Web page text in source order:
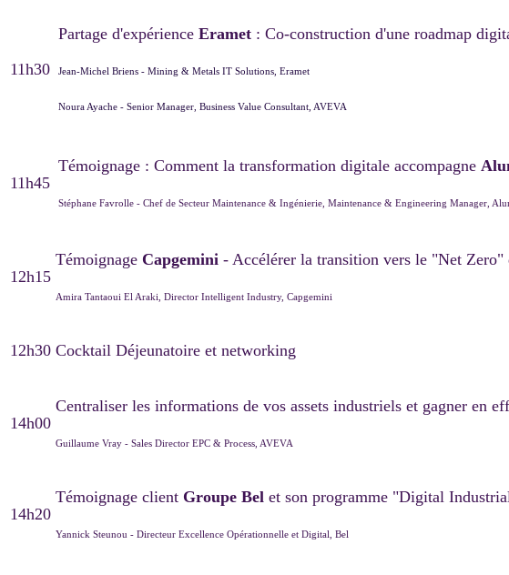
11h30
Partage d'expérience Eramet : Co-construction d'une roadmap
Jean-Michel Briens - Mining & Metals IT Solutions, Eramet
Noura Ayache - Senior Manager, Business Value Consultant, AVEVA
11h45
Témoignage : Comment la transformation digitale accompagne
Stéphane Favrolle - Chef de Secteur Maintenance & Ingénierie, Maintenance & Engineering Manager,
12h15
Témoignage Capgemini - Accélérer la transition vers le "Net Zero"
Amira Tantaoui El Araki, Director Intelligent Industry, Capgemini
12h30 Cocktail Déjeunatoire et networking
14h00
Centraliser les informations de vos assets industriels et gagner en
Guillaume Vray - Sales Director EPC & Process, AVEVA
14h20
Témoignage client Groupe Bel et son programme "Digital
Yannick Steunou - Directeur Excellence Opérationnelle et Digital, Bel